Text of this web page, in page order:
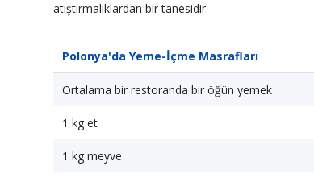
atıştırmalıklardan bir tanesidir.
Polonya'da Yeme-İçme Masrafları
Ortalama bir restoranda bir öğün yemek
1 kg et
1 kg meyve